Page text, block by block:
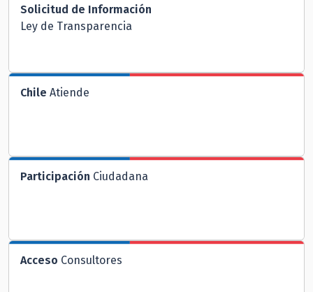
Solicitud de Información
Ley de Transparencia
Chile Atiende
Participación Ciudadana
Acceso Consultores